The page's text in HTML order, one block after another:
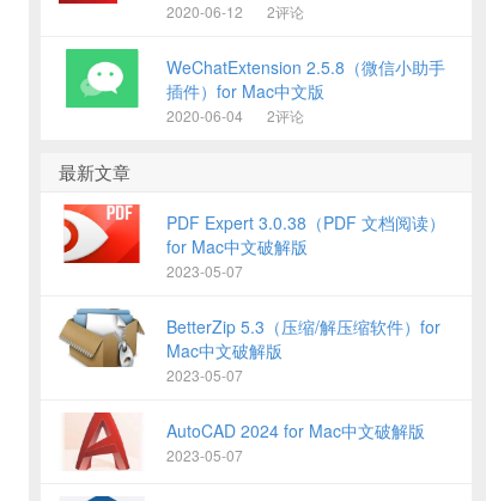
2020-06-12 2评论
WeChatExtension 2.5.8（微信小助手
插件）for Mac中文版
2020-06-04 2评论
最新文章
PDF Expert 3.0.38（PDF 文档阅读）
for Mac中文破解版
2023-05-07
BetterZip 5.3（压缩/解压缩软件）for
Mac中文破解版
2023-05-07
AutoCAD 2024 for Mac中文破解版
2023-05-07